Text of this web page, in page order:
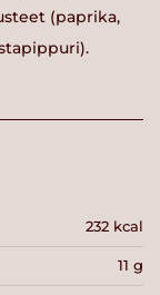
(paprika,
232 kcal
11 g